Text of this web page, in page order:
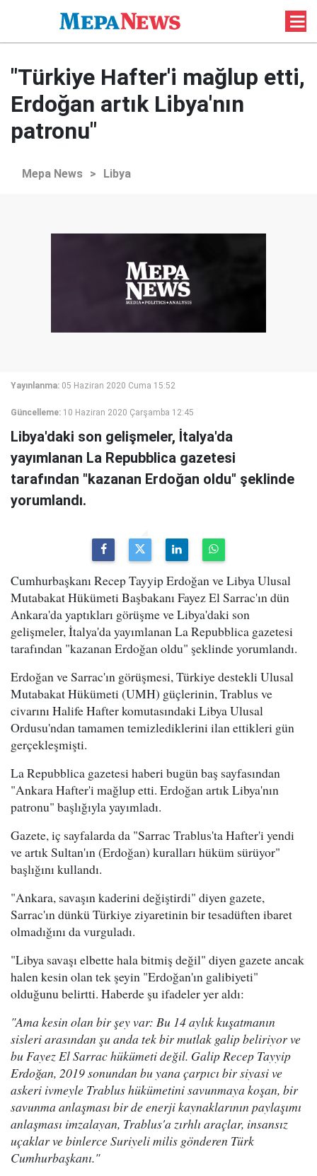
"Türkiye Hafter'i mağlup etti,
Erdoğan artık Libya'nın
patronu"
Mepa News > Libya
Yayınlanma: 05 Haziran 2020 Cuma 15:52
Güncelleme: 10 Haziran 2020 Çarşamba 12:45
Libya'daki son gelişmeler, İtalya'da
yayımlanan La Repubblica gazetesi
tarafından "kazanan Erdoğan oldu" şeklinde
yorumlandı.
Cumhurbaşkanı Recep Tayyip Erdoğan ve Libya Ulusal
Mutabakat Hükümeti Başbakanı Fayez El Sarrac'ın dün
Ankara'da yaptıkları görüşme ve Libya'daki son
gelişmeler, İtalya'da yayımlanan La Repubblica gazetesi
tarafından "kazanan Erdoğan oldu" şeklinde yorumlandı.
Erdoğan ve Sarrac'ın görüşmesi, Türkiye destekli Ulusal
Mutabakat Hükümeti (UMH) güçlerinin, Trablus ve
civarını Halife Hafter komutasındaki Libya Ulusal
Ordusu'ndan tamamen temizlediklerini ilan ettikleri gün
gerçekleşmişti.
La Repubblica gazetesi haberi bugün baş sayfasından
"Ankara Hafter'i mağlup etti. Erdoğan artık Libya'nın
patronu" başlığıyla yayımladı.
Gazete, iç sayfalarda da "Sarrac Trablus'ta Hafter'i yendi
ve artık Sultan'ın (Erdoğan) kuralları hüküm sürüyor"
başlığını kullandı.
"Ankara, savaşın kaderini değiştirdi" diyen gazete,
Sarrac'ın dünkü Türkiye ziyaretinin bir tesadüften ibaret
olmadığını da vurguladı.
"Libya savaşı elbette hala bitmiş değil" diyen gazete ancak
halen kesin olan tek şeyin "Erdoğan'ın galibiyeti"
olduğunu belirtti. Haberde şu ifadeler yer aldı:
"Ama kesin olan bir şey var: Bu 14 aylık kuşatmanın
sisleri arasından şu anda tek bir mutlak galip beliriyor ve
bu Fayez El Sarrac hükümeti değil. Galip Recep Tayyip
Erdoğan, 2019 sonundan bu yana çarpıcı bir siyasi ve
askeri ivmeyle Trablus hükümetini savunmaya koşan, bir
savunma anlaşması bir de enerji kaynaklarının paylaşımı
anlaşması imzalayan, Trablus'a zırhlı araçlar, insansız
uçaklar ve binlerce Suriyeli milis gönderen Türk
Cumhurbaşkanı."